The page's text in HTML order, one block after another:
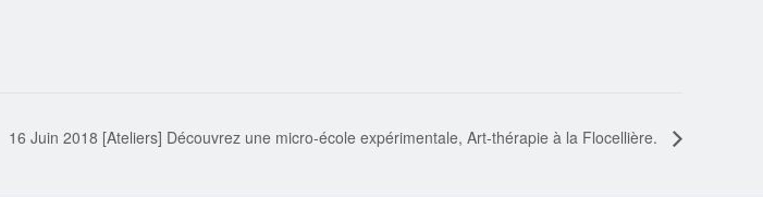
16 Juin 2018 [Ateliers] Découvrez une micro-école expérimentale, Art-thérapie à la Flocellière.